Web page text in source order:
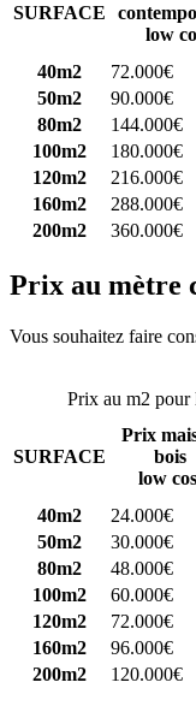
SURFACE
low
40m2
72.000€
50m2
90.000€
80m2
144.000€
100m2
180.000€
120m2
216.000€
160m2
288.000€
200m2
360.000€
Prix au mètre
Vous souhaitez faire
Prix au m2 pour
SURFACE
Prix
bois
low
40m2
24.000€
50m2
30.000€
80m2
48.000€
100m2
60.000€
120m2
72.000€
160m2
96.000€
200m2
120.000€